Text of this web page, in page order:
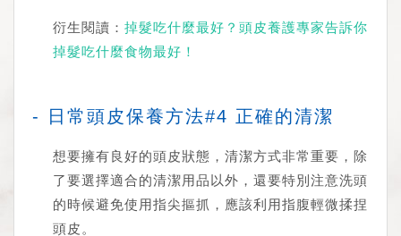
35%
衍生閱讀： 掉髮吃什麼最好？頭皮養護專家告訴你
掉髮吃什麼食物最好！
- 日常頭皮保養方法#4 正確的清潔
想要擁有良好的頭皮狀態，清潔方式非常重要，除
了要選擇適合的清潔用品以外，還要特別注意洗頭
的時候避免使用指尖摳抓，應該利用指腹輕微揉捏
頭皮。